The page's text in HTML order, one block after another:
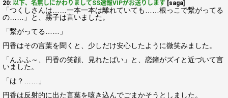
20: 以下、名無しにかわりましてSS速報VIPがお送りします [saga]
「つくしさんは……一本一本は離れていても……根っこで繋がってる
の……」と、霧子は言いました。
「繋がってる……」
円香はその言葉を聞くと、少しだけ安心したように微笑みました。
「んふふ～、円香の笑顔、見れたばい」と、恋鐘がズイと近づいて言
いました。
「は？……」
円香は反射的に出た言葉を咳き込んでごまかそうとしました。